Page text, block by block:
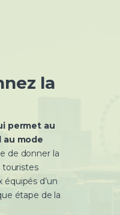
la
permet au
mode
de donner la
touristes
d’un
étape de la